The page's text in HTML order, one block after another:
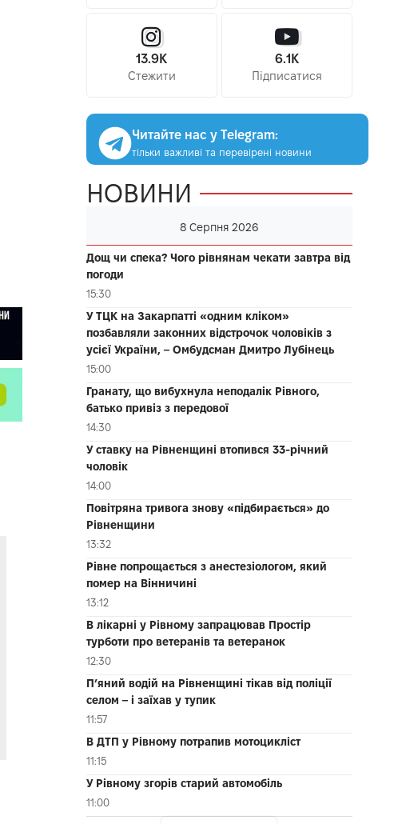
13.9K
Стежити
6.1K
Підписатися
Читайте нас у Telegram:
тільки важливі та перевірені новини
НОВИНИ
8 Серпня 2026
Дощ чи спека? Чого рівнянам чекати завтра від
погоди
15:30
У ТЦК на Закарпатті «одним кліком»
позбавляли законних відстрочок чоловіків з
усієї України, – Омбудсман Дмитро Лубінець
15:00
Гранату, що вибухнула неподалік Рівного,
батько привіз з передової
14:30
У ставку на Рівненщині втопився 33-річний
чоловік
14:00
Повітряна тривога знову «підбирається» до
Рівненщини
13:32
Рівне попрощається з анестезіологом, який
помер на Вінничині
13:12
В лікарні у Рівному запрацював Простір
турботи про ветеранів та ветеранок
12:30
П’яний водій на Рівненщині тікав від поліції
селом – і заїхав у тупик
11:57
В ДТП у Рівному потрапив мотоцикліст
11:15
У Рівному згорів старий автомобіль
11:00